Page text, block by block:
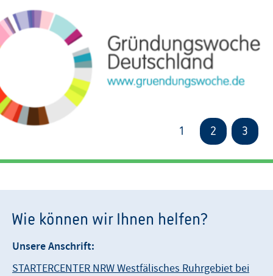
1 2 3
Wie können wir Ihnen helfen?
Unsere Anschrift:
STARTERCENTER NRW Westfälisches Ruhrgebiet bei